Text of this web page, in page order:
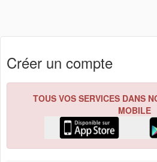
Créer un compte
TOUS VOS SERVICES DANS
MOBILE